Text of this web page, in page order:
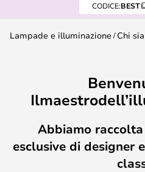
CODICE:BEST
Lampade e illuminazione Chi
Abbiamo
esclusive di designer